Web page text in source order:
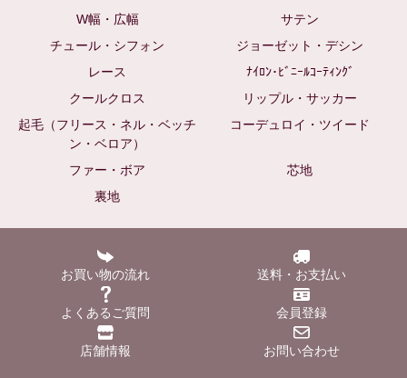
W幅・広幅
サテン
チュール・シフォン
ジョーゼット・デシン
レース
ﾅｲﾛﾝ･ﾋﾞﾆｰﾙｺｰﾃｨﾝｸﾞ
クールクロス
リップル・サッカー
起毛（フリース・ネル・ベッチ
ン・ベロア）
コーデュロイ・ツイード
ファー・ボア
芯地
裏地
お買い物の流れ 送料・お支払い
よくあるご質問 会員登録
店舗情報 お問い合わせ